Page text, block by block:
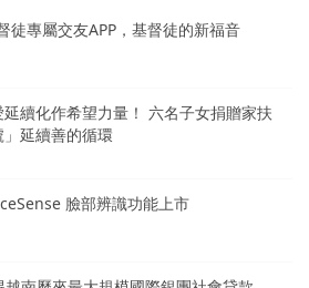
徒專屬交友APP，基督徒的新福音
續化作希望力量！ 六名子女捐贈家扶
」延續善的循環
臉部辨識功能上市